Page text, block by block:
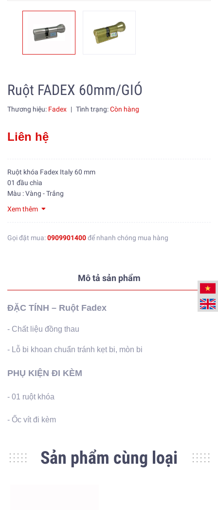
Ruột FADEX 60mm/GIÓ
Thương hiệu: Fadex | Tình trạng:Còn hàng
Liên hệ
Ruột khóa Fadex Italy 60 mm
01 đầu chìa
Màu : Vàng - Trắng
Xem thêm
Gọi đặt mua:0909901400để nhanh chóng mua hàng
Mô tả sản phẩm
ĐẶC TÍNH – Ruột Fadex
- Chất liệu đồng thau
- Lỗ bi khoan chuẩn tránh kẹt bi, mòn bi
PHỤ KIỆN ĐI KÈM
- 01 ruột khóa
- Ốc vít đi kèm
Sản phẩm cùng loại